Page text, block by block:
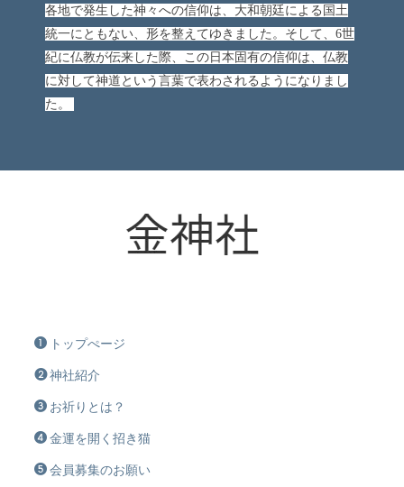
各地で発生した神々への信仰は、大和朝廷による国土
統一にともない、形を整えてゆきました。そして、6世
紀に仏教が伝来した際、この日本固有の信仰は、仏教
に対して神道という言葉で表わされるようになりまし
た。
トップぺージ
神社紹介
お祈りとは？
金運を開く招き猫
会員募集のお願い